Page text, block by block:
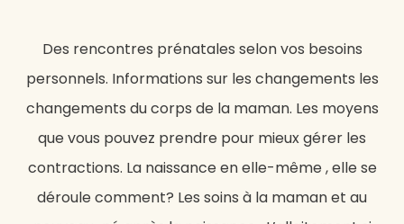
Des rencontres prénatales selon vos besoins
personnels. Informations sur les changements les
changements du corps de la maman. Les moyens
que vous pouvez prendre pour mieux gérer les
contractions. La naissance en elle-même , elle se
déroule comment? Les soins à la maman et au